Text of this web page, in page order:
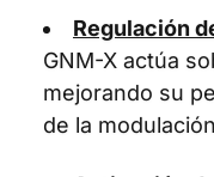
Regulación
GNM-X actúa
mejorando su
de la